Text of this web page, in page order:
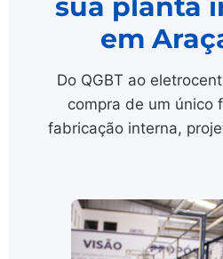
sua planta
em
Do QGBT ao
compra de um único
fabricação interna,